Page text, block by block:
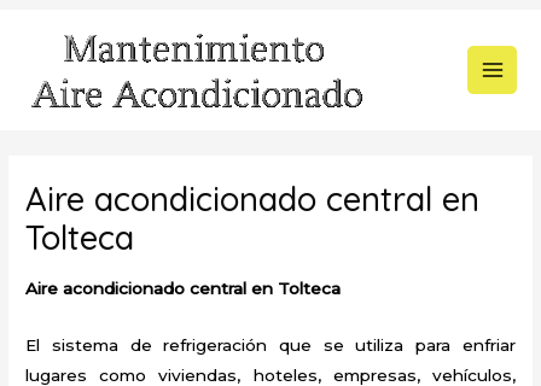
contenido
Aire acondicionado central en
Tolteca
Aire acondicionado central en Tolteca
El sistema de refrigeración que se utiliza para enfriar
lugares como viviendas, hoteles, empresas, vehículos,